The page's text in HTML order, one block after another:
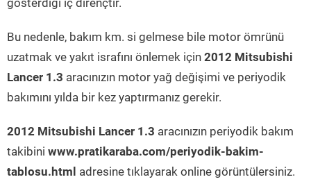
gösterdiği iç dirençtir.
Bu nedenle, bakım km. si gelmese bile motor ömrünü
uzatmak ve yakıt israfını önlemek için 2012 Mitsubishi
Lancer 1.3 aracınızın motor yağ değişimi ve periyodik
bakımını yılda bir kez yaptırmanız gerekir.
2012 Mitsubishi Lancer 1.3 aracınızın periyodik bakım
takibini www.pratikaraba.com/periyodik-bakim-
tablosu.html adresine tıklayarak online görüntülersiniz.